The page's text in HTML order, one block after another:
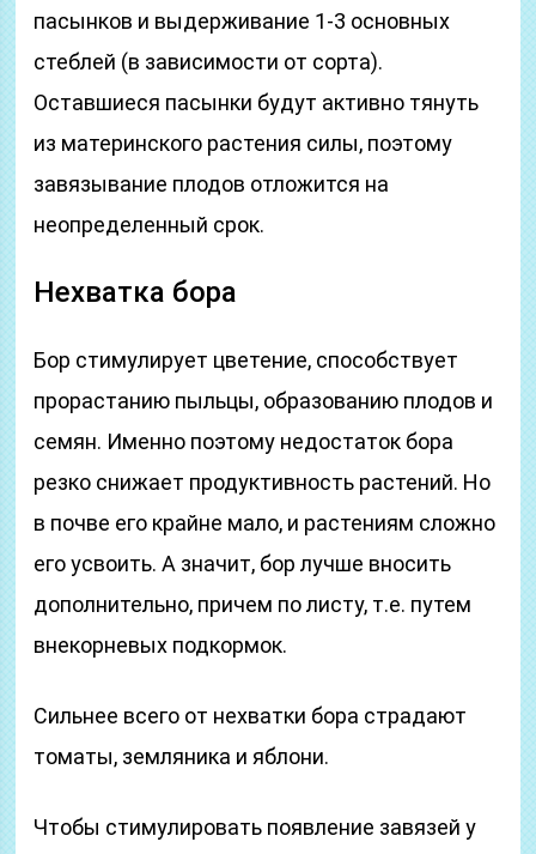
пасынков и выдерживание 1-3 основных
стеблей (в зависимости от сорта).
Оставшиеся пасынки будут активно тянуть
из материнского растения силы, поэтому
завязывание плодов отложится на
неопределенный срок.
Нехватка бора
Бор стимулирует цветение, способствует
прорастанию пыльцы, образованию плодов и
семян. Именно поэтому недостаток бора
резко снижает продуктивность растений. Но
в почве его крайне мало, и растениям сложно
его усвоить. А значит, бор лучше вносить
дополнительно, причем по листу, т.е. путем
внекорневых подкормок.
Сильнее всего от нехватки бора страдают
томаты, земляника и яблони.
Чтобы стимулировать появление завязей у